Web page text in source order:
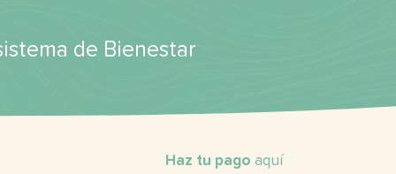
de Bienestar
Haz tu pago aquí